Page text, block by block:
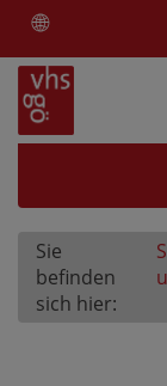
🌐
Sie
befinden
sich hier: